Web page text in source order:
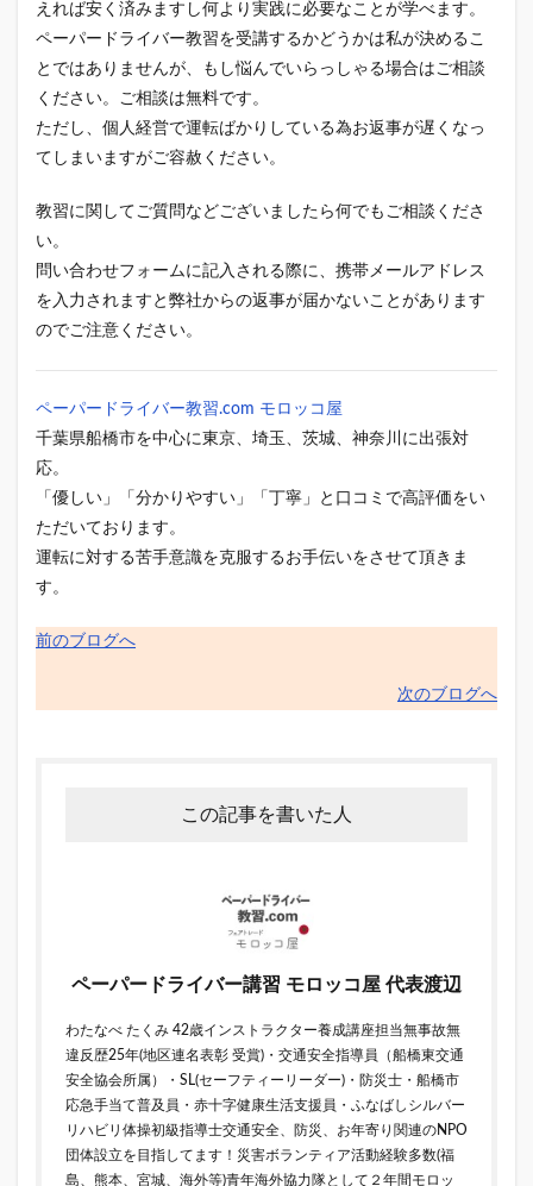
えれば安く済みますし何より実践に必要なことが学べます。
ペーパードライバー教習を受講するかどうかは私が決めるこ
とではありませんが、もし悩んでいらっしゃる場合はご相談
ください。ご相談は無料です。
ただし、個人経営で運転ばかりしている為お返事が遅くなっ
てしまいますがご容赦ください。
教習に関してご質問などございましたら何でもご相談くださ
い。
問い合わせフォームに記入される際に、携帯メールアドレス
を入力されますと弊社からの返事が届かないことがあります
のでご注意ください。
ペーパードライバー教習.com モロッコ屋
千葉県船橋市を中心に東京、埼玉、茨城、神奈川に出張対
応。
「優しい」「分かりやすい」「丁寧」と口コミで高評価をい
ただいております。
運転に対する苦手意識を克服するお手伝いをさせて頂きま
す。
前のブログへ
次のブログへ
この記事を書いた人
ペーパードライバー講習 モロッコ屋 代表渡辺
わたなべ たくみ 42歳インストラクター養成講座担当無事故無
違反歴25年(地区連名表彰 受賞)・交通安全指導員（船橋東交通
安全協会所属）・SL(セーフティーリーダー)・防災士・船橋市
応急手当て普及員・赤十字健康生活支援員・ふなばしシルバー
リハビリ体操初級指導士交通安全、防災、お年寄り関連のNPO
団体設立を目指してます！災害ボランティア活動経験多数(福
島、熊本、宮城、海外等)青年海外協力隊として２年間モロッ